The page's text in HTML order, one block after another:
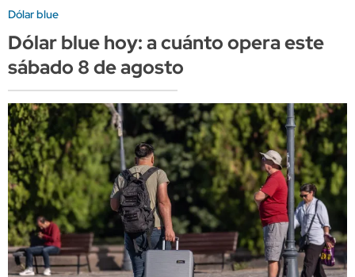
Dólar blue
Dólar blue hoy: a cuánto opera este
sábado 8 de agosto